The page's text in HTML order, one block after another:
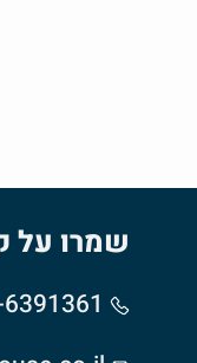
שמרו על
04-6391361